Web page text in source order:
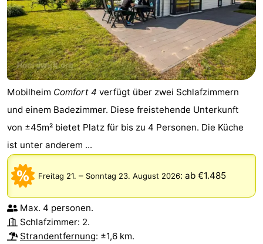
Mobilheim Comfort 4 verfügt über zwei Schlafzimmern
und einem Badezimmer. Diese freistehende Unterkunft
von ±45m² bietet Platz für bis zu 4 Personen. Die Küche
ist unter anderem ...
Freitag 21. – Sonntag 23. August 2026: ab €1.485
Max. 4 personen.
Schlafzimmer: 2.
Strandentfernung: ±1,6 km.